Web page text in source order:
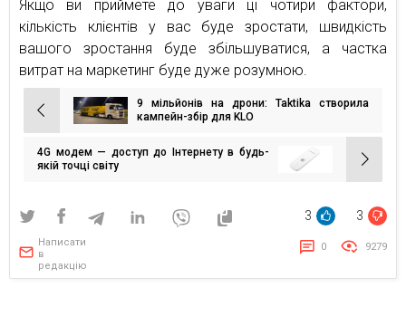
Якщо ви приймете до уваги ці чотири фактори,
кількість клієнтів у вас буде зростати, швидкість
вашого зростання буде збільшуватися, а частка
витрат на маркетинг буде дуже розумною.
Навігація
записів
9 мільйонів на дрони: Taktika створила
кампейн-збір для KLO
4G модем — доступ до Інтернету в будь-
якій точці світу
3 3
Написати
в
редакцію
0 9279